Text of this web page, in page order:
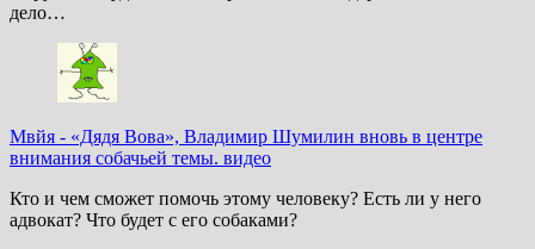
дело…
Мвйя - «Дядя Вова», Владимир Шумилин вновь в центре
внимания собачьей темы. видео
Кто и чем сможет помочь этому человеку? Есть ли у него
адвокат? Что будет с его собаками?